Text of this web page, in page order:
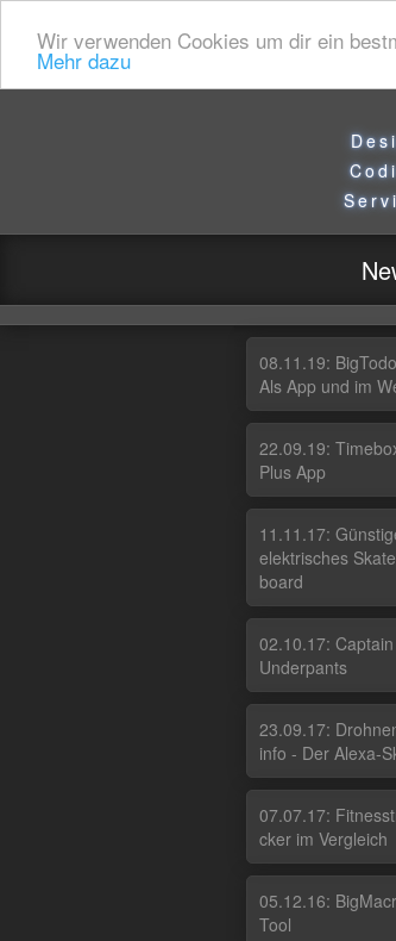
Wir verwenden Cookies um dir ein
Mehr dazu
08.11.19:
Als App und im
22.09.19:
Plus App
11.11.17:
elek­tri­sches
board
02.10.17: Cap­tain
Un­der­pants
23.09.17:
in­fo - Der Ale­xa-
07.07.17:
cker im Ver­g­leich
05.12.16:
Tool